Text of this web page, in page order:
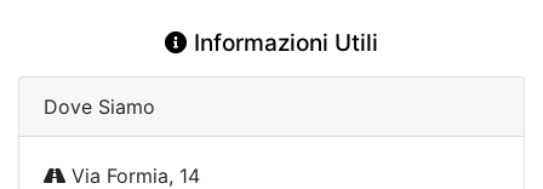
Informazioni Utili
Dove Siamo
Via Formia, 14